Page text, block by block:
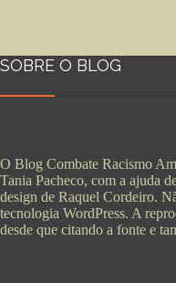
SOBRE O BLOG
O Blog Combate Racismo
Tania Pacheco, com a ajuda
design de Raquel Cordeiro.
tecnologia WordPress. A
desde que citando a fonte e